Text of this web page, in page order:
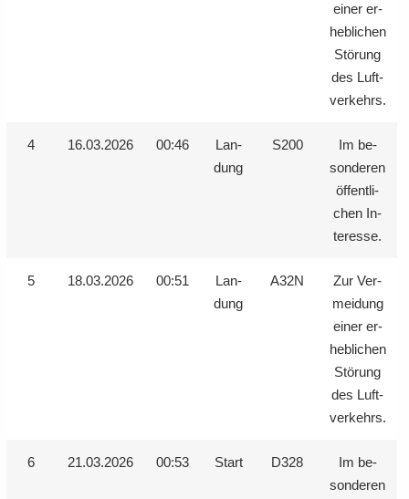
einer er­
heb­li­chen
Stö­rung
des Luft­
ver­kehrs.
4 16.03.2026 00:46
Lan­
dung
S200
Im be­
son­de­ren
öf­fent­li­
chen In­
ter­es­se.
5 18.03.2026 00:51
Lan­
dung
A32N
Zur Ver­
mei­dung
einer er­
heb­li­chen
Stö­rung
des Luft­
ver­kehrs.
6 21.03.2026 00:53 Start D328
Im be­
son­de­ren